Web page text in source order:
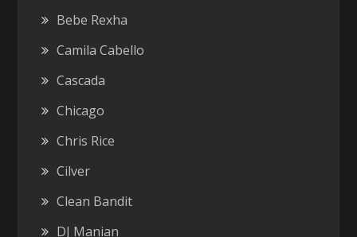
Bebe Rexha
Camila Cabello
Cascada
Chicago
Chris Rice
Cilver
Clean Bandit
DJ Manian